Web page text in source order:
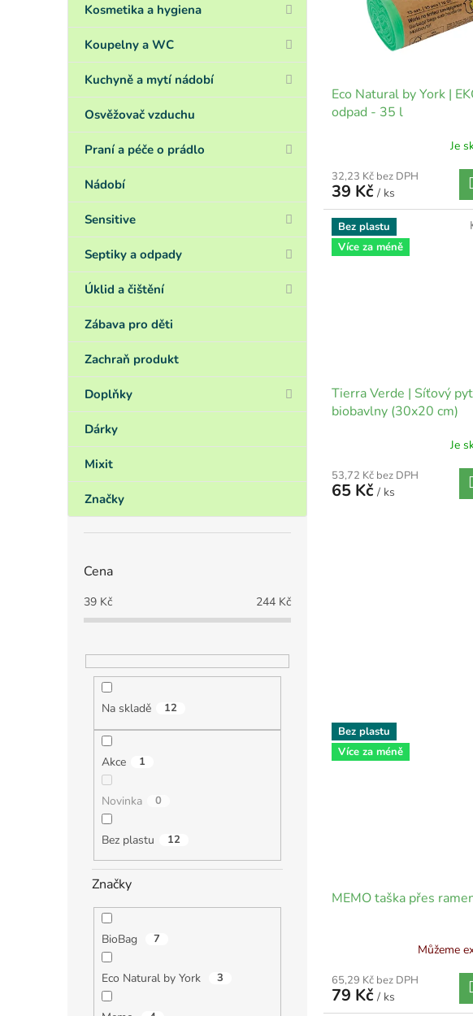
Kosmetika a hygiena
Koupelny a WC
Kuchyně a mytí nádobí
Osvěžovač vzduchu
Praní a péče o prádlo
Nádobí
Sensitive
Septiky a odpady
Úklid a čištění
Zábava pro děti
Zachraň produkt
Doplňky
Dárky
Mixit
Značky
Cena
39 Kč 244 Kč
Na skladě 12
Akce 1
Novinka 0
Bez plastu 12
Značky
BioBag 7
Eco Natural by York 3
Eco Natural by York |
odpad - 35 l
Je
32,23 Kč bez DPH
39 Kč / ks
Bez plastu
Více za méně
Tierra Verde | Síťový
biobavlny (30x20 cm)
Je
53,72 Kč bez DPH
65 Kč / ks
Bez plastu
Více za méně
MEMO taška přes
Můžeme
65,29 Kč bez DPH
79 Kč / ks